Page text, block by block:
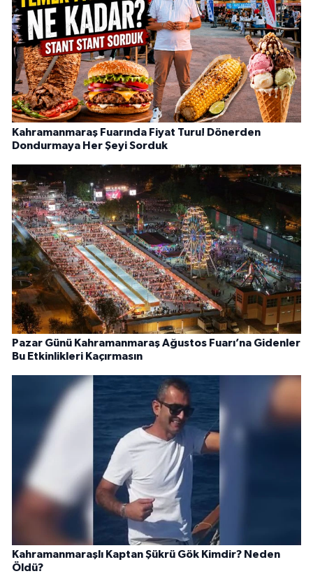
Kahramanmaraş Fuarında Fiyat Turu! Dönerden
Dondurmaya Her Şeyi Sorduk
Pazar Günü Kahramanmaraş Ağustos Fuarı’na Gidenler
Bu Etkinlikleri Kaçırmasın
Kahramanmaraşlı Kaptan Şükrü Gök Kimdir? Neden
Öldü?